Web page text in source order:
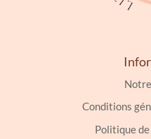
Conditions
Politique